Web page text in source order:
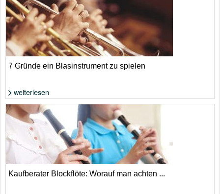
Foto: Shutterstock von Michael Repenning
Foto: Shutterstock von furtseff
7 Gründe ein Blasinstrument zu spielen
weiterlesen
Kaufberater Blockflöte: Worauf man achten ...